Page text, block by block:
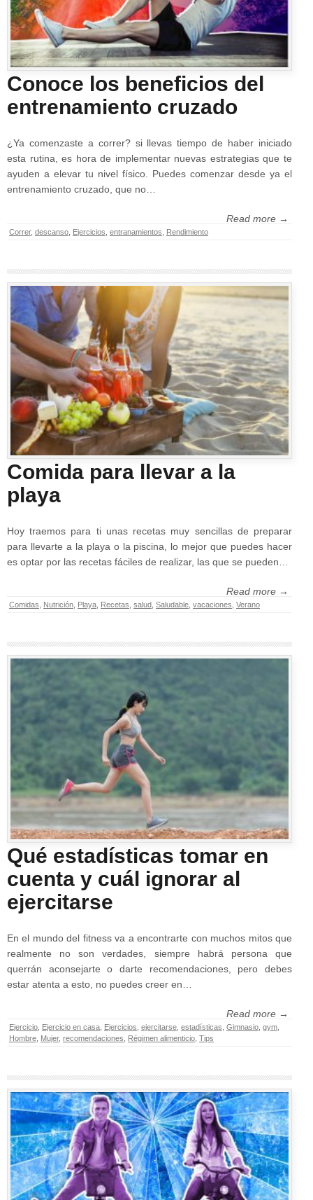
Conoce los beneficios del
entrenamiento cruzado
¿Ya comenzaste a correr? si llevas tiempo de haber iniciado
esta rutina, es hora de implementar nuevas estrategias que te
ayuden a elevar tu nivel físico. Puedes comenzar desde ya el
entrenamiento cruzado, que no…
Read more →
Correr, descanso Ejercicios entranamientos Rendimiento
Comida para llevar a la
playa
Hoy traemos para ti unas recetas muy sencillas de preparar
para llevarte a la playa o la piscina, lo mejor que puedes hacer
es optar por las recetas fáciles de realizar, las que se pueden…
Read more →
Comidas Nutrición Playa Recetas salud Saludable vacaciones Verano
Qué estadísticas tomar en
cuenta y cuál ignorar al
ejercitarse
En el mundo del fitness va a encontrarte con muchos mitos que
realmente no son verdades, siempre habrá persona que
querrán aconsejarte o darte recomendaciones, pero debes
estar atenta a esto, no puedes creer en…
Read more →
Ejercicio Ejercicio en casa Ejercicios ejercitarse estadísticas Gimnasio gym
Hombre Mujer, recomendaciones Régimen alimenticio Tips